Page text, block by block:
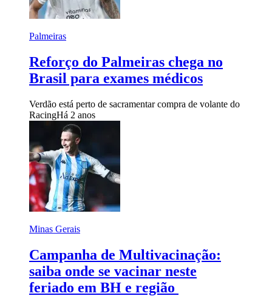
Palmeiras
Reforço do Palmeiras chega no
Brasil para exames médicos
Verdão está perto de sacramentar compra de volante do
RacingHá 2 anos
Minas Gerais
Campanha de Multivacinação:
saiba onde se vacinar neste
feriado em BH e região